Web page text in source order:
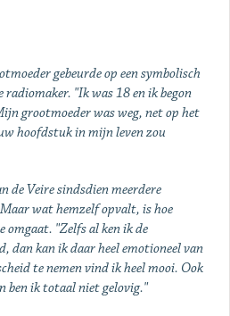
gebeurde op een symbolisch
"Ik was 18 en ik begon
grootmoeder was weg, net op het
hoofdstuk in mijn leven zou
de Veire sindsdien meerdere
wat hemzelf opvalt, is hoe
omgaat. "Zelfs al ken ik de
dan kan ik daar heel emotioneel van
te nemen vind ik heel mooi. Ook
ben ik totaal niet gelovig."